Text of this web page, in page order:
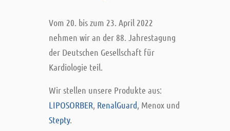
Vom 20. bis zum 23. April 2022
nehmen wir an der 88. Jahrestagung
der Deutschen Gesellschaft für
Kardiologie teil.
Wir stellen unsere Produkte aus:
LIPOSORBER, RenalGuard, Menox und
Stepty.